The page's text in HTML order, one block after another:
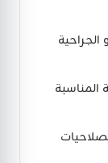
المناسبة